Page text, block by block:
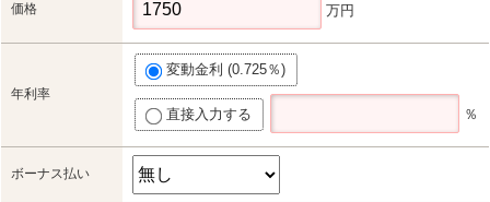
価格 万円
年利率
変動金利 (0.725％)
直接入力する ％
ボーナス払い